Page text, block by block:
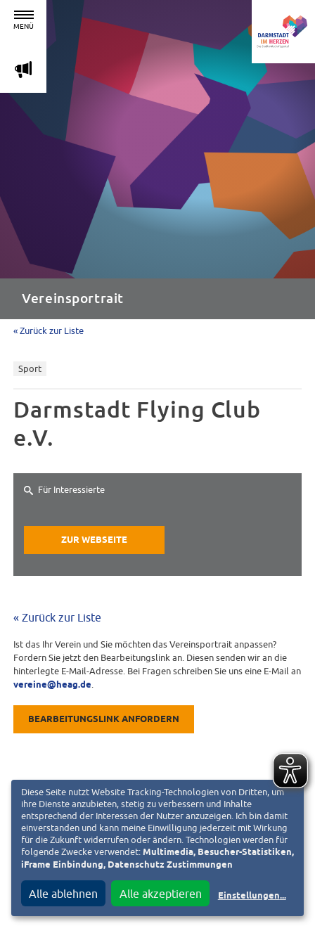
MENÜ
m
Vereinsportrait
« Zurück zur Liste
Sport
Darmstadt Flying Club
e.V.
Für Interessierte
ZUR WEBSEITE
« Zurück zur Liste
Ist das Ihr Verein und Sie möchten das Vereinsportrait anpassen?
Fordern Sie jetzt den Bearbeitungslink an. Diesen senden wir an die
hinterlegte E-Mail-Adresse. Bei Fragen schreiben Sie uns eine E-Mail an
vereine@heag.de.
BEARBEITUNGSLINK ANFORDERN
Diese Seite nutzt Website Tracking-Technologien von Dritten, um
ihre Dienste anzubieten, stetig zu verbessern und Inhalte
entsprechend der Interessen der Nutzer anzuzeigen. Ich bin damit
einverstanden und kann meine Einwilligung jederzeit mit Wirkung
für die Zukunft widerrufen oder ändern. Technologien werden für
folgende Zwecke verwendet: Multimedia, Besucher-Statistiken,
iFrame Einbindung, Datenschutz Zustimmungen
Alle ablehnen Alle akzeptieren Einstellungen...